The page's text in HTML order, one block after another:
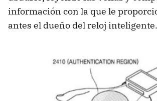
información con la que le
antes el dueño del reloj inteligente.